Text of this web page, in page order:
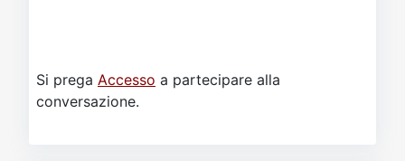
Si prega Accesso a partecipare alla
conversazione.